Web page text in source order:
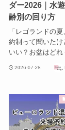
ダー2026｜水
齢別の回り方
「レゴランドの
約制って聞いた
いい？お盆はどれ
2026-07-28